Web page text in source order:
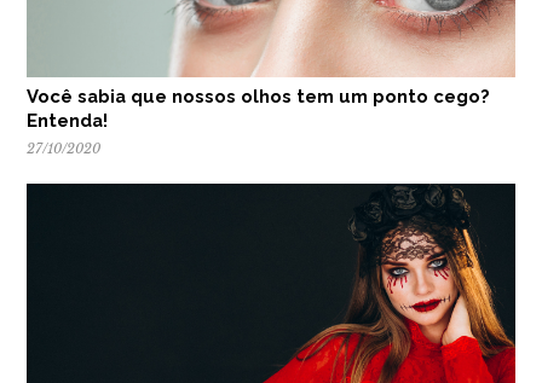
Você sabia que nossos olhos tem um ponto cego?
Entenda!
27/10/2020